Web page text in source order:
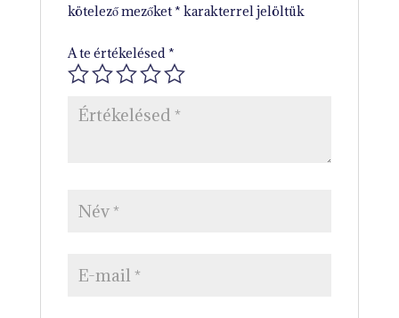
kötelező mezőket* karakterrel jelöltük
A te értékelésed*